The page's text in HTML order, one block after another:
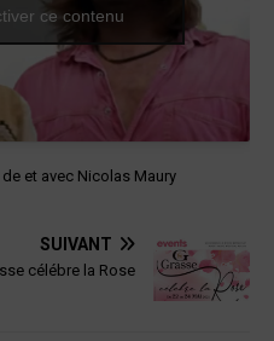
ce contenu
et avec Nicolas Maury
SUIVANT
célébre la Rose